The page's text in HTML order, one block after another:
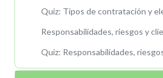
Responsabilidades, riesgos y